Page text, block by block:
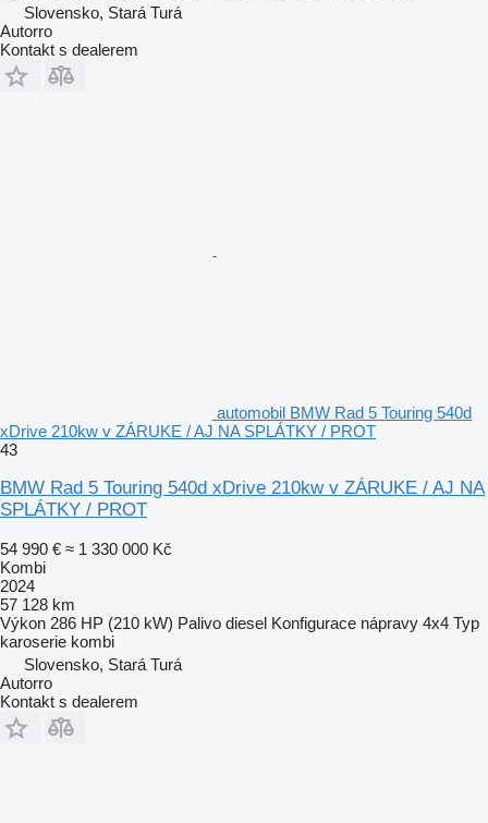
Slovensko, Stará Turá
Autorro
Kontakt s dealerem
automobil BMW Rad 5 Touring 540d
xDrive 210kw v ZÁRUKE / AJ NA SPLÁTKY / PROT
43
BMW Rad 5 Touring 540d xDrive 210kw v ZÁRUKE / AJ NA
SPLÁTKY / PROT
54 990 € ≈ 1 330 000 Kč
Kombi
2024
57 128 km
Výkon 286 HP (210 kW) Palivo diesel Konfigurace nápravy 4x4 Typ
karoserie kombi
Slovensko, Stará Turá
Autorro
Kontakt s dealerem